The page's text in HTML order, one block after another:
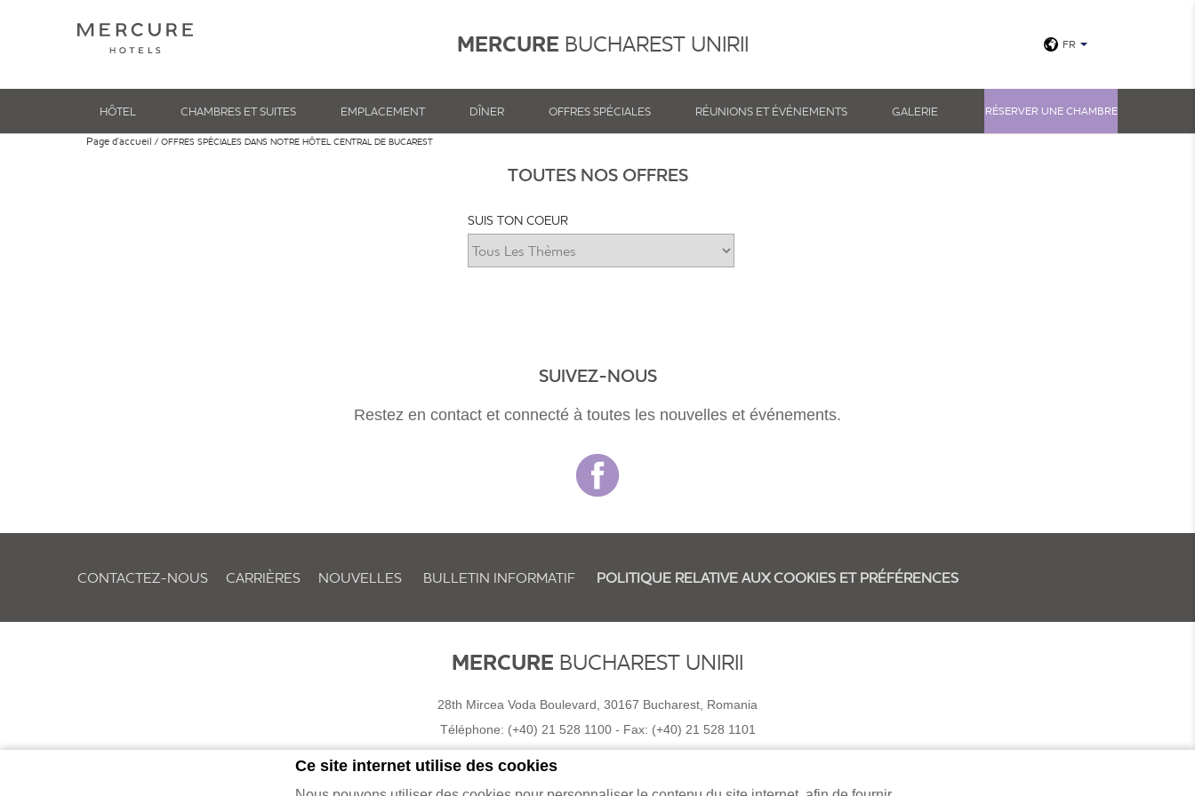
Ce site internet utilise des cookies
MERCURE BUCHAREST UNIRII FR
HÔTEL CHAMBRES ET SUITES EMPLACEMENT DÎNER OFFRES SPÉCIALES RÉUNIONS ET ÉVÉNEMENTS GALERIE RÉSERVER UNE CHAMBRE
Page d'accueil OFFRES SPÉCIALES DANS NOTRE HÔTEL CENTRAL DE BUCAREST
TOUTES NOS OFFRES
SUIS TON COEUR
SUIVEZ-NOUS
Restez en contact et connecté à toutes les nouvelles et événements.
CONTACTEZ-NOUS CARRIÈRES NOUVELLES BULLETIN INFORMATIF POLITIQUE RELATIVE AUX COOKIES ET PRÉFÉRENCES
MERCURE BUCHAREST UNIRII
28th Mircea Voda Boulevard, 30167 Bucharest, Romania
Téléphone: (+40) 21 528 1100- Fax: (+40) 21 528 1101
© 2026 Mercure |Contactez-nous à Mercure Bucarest Unirii|Carrières | |Website Design